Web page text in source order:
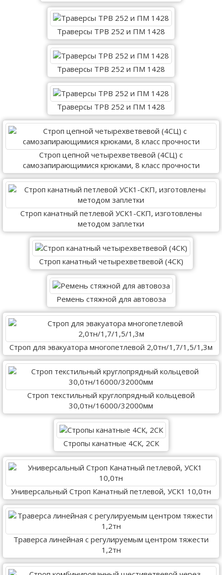
Траверсы ТРВ 252 и ПМ 1428
Траверсы ТРВ 252 и ПМ 1428
Траверсы ТРВ 252 и ПМ 1428
Строп цепной четырехветвевой (4СЦ) с
самозапирающимися крюками, 8 класс прочности
Строп канатный петлевой УСК1-СКП, изготовлены
методом заплетки
Строп канатный четырехветвевой (4СК)
Ремень стяжной для автовоза
Cтроп для эвакуатора многопетлевой 2,0тн/1,7/1,5/1,3м
Строп текстильный круглопрядный кольцевой
30,0тн/16000/32000мм
Стропы канатные 4СК, 2СК
Универсальный Строп Канатный петлевой, УСК1 10,0тн
Траверса линейная с регулируемым центром тяжести
1,2тн